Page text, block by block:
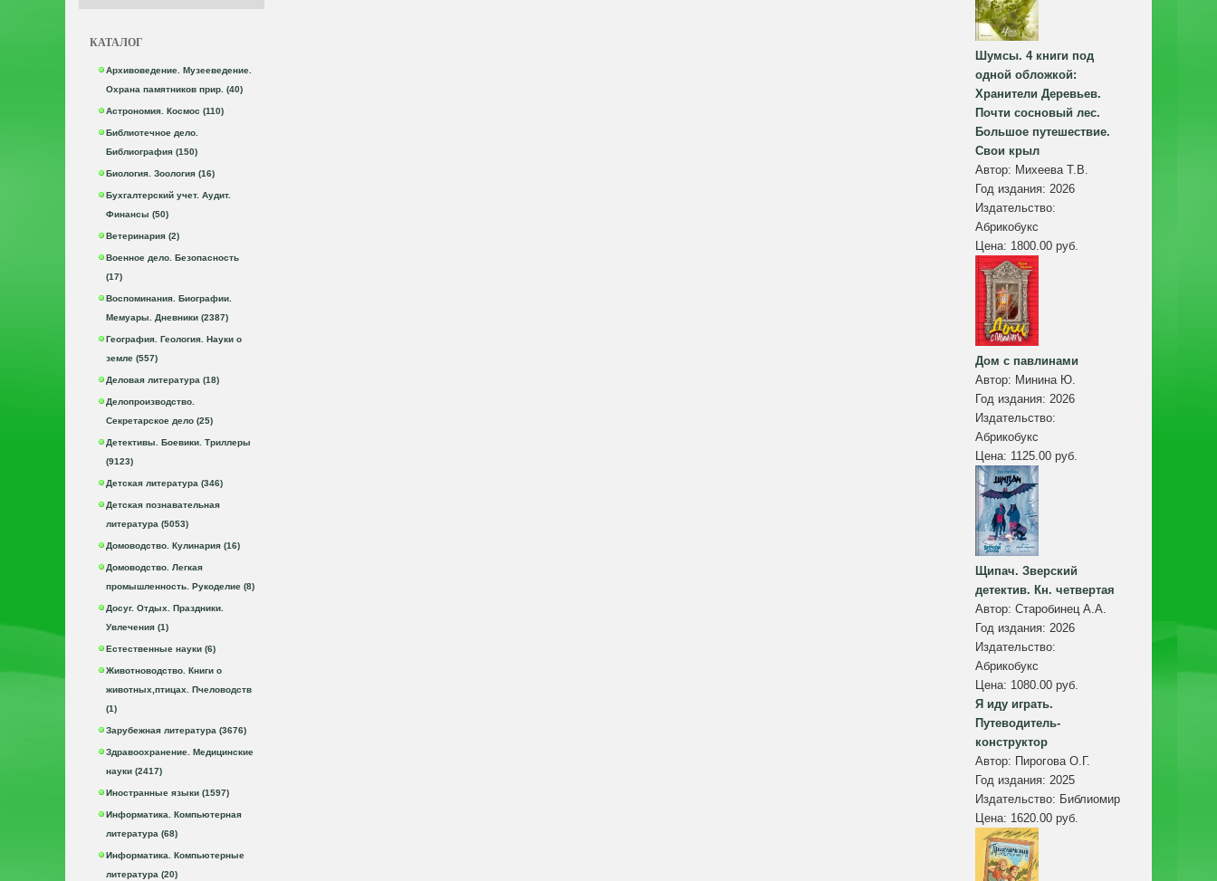
КАТАЛОГ
Архивоведение. Музееведение.
Охрана памятников прир. (40)
Астрономия. Космос (110)
Библиотечное дело.
Библиография (150)
Биология. Зоология (16)
Бухгалтерский учет. Аудит.
Финансы (50)
Ветеринария (2)
Военное дело. Безопасность
(17)
Воспоминания. Биографии.
Мемуары. Дневники (2387)
География. Геология. Науки о
земле (557)
Деловая литература (18)
Делопроизводство.
Секретарское дело (25)
Детективы. Боевики. Триллеры
(9123)
Детская литература (346)
Детская познавательная
литература (5053)
Домоводство. Кулинария (16)
Домоводство. Легкая
промышленность. Рукоделие (8)
Досуг. Отдых. Праздники.
Увлечения (1)
Естественные науки (6)
Животноводство. Книги о
животных,птицах. Пчеловодств
(1)
Зарубежная литература (3676)
Здравоохранение. Медицинские
науки (2417)
Иностранные языки (1597)
Информатика. Компьютерная
литература (68)
Информатика. Компьютерные
литература (20)
Шумсы. 4 книги под
одной обложкой:
Хранители Деревьев.
Почти сосновый лес.
Большое путешествие.
Свои крыл
Автор: Михеева Т.В.
Год издания: 2026
Издательство:
Абрикобукс
Цена: 1800.00 руб.
Дом с павлинами
Автор: Минина Ю.
Год издания: 2026
Издательство:
Абрикобукс
Цена: 1125.00 руб.
Щипач. Зверский
детектив. Кн. четвертая
Автор: Старобинец А.А.
Год издания: 2026
Издательство:
Абрикобукс
Цена: 1080.00 руб.
Я иду играть.
Путеводитель-
конструктор
Автор: Пирогова О.Г.
Год издания: 2025
Издательство: Библиомир
Цена: 1620.00 руб.